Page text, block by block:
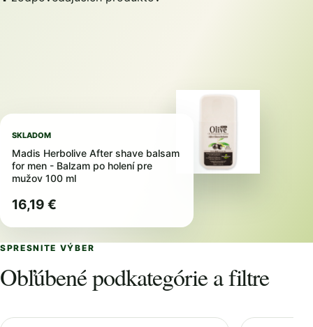
SKLADOM
Madis Herbolive After shave balsam
for men - Balzam po holení pre
mužov 100 ml
16,19 €
SPRESNITE VÝBER
Obľúbené podkategórie a filtre